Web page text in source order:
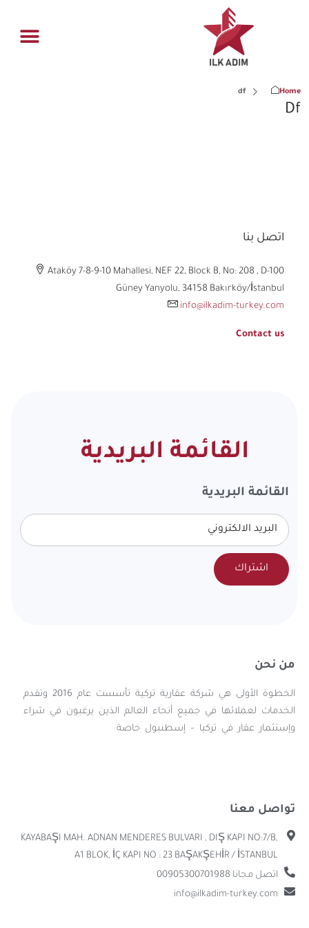
Home
df
Df
اتصل بنا
Ataköy 7-8-9-10 Mahallesi, NEF 22, Block B, No: 208 , D-100
Güney Yanyolu, 34158 Bakırköy/İstanbul
info@ilkadim-turkey.com
Contact us
القائمة البريدية
القائمة البريدية
اشتراك
من نحن
الخطوة الأولى هي شركة عقارية تركية تأسست عام 2016 وتقدم
الخدمات لعملائها في جميع أنحاء العالم الذين يرغبون في شراء
وإستثمار عقار في تركيا – إسطنبول خاصة
تواصل معنا
KAYABAŞI MAH. ADNAN MENDERES BULVARI , DIŞ KAPI NO:7/B,
A1 BLOK, İÇ KAPI NO : 23 BAŞAKŞEHİR / İSTANBUL
اتصل مجانا 00905300701988
info@ilkadim-turkey.com